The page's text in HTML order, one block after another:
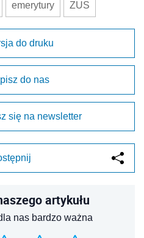
emerytury ZUS
do druku
do nas
się na newsletter
artykułu
nas bardzo ważna